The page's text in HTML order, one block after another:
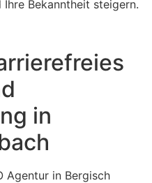
Bekanntheit steigern.
in
Agentur in Bergisch